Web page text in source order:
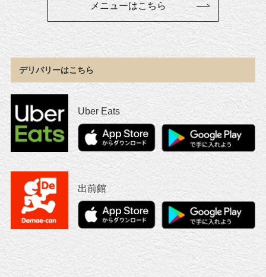
メニューはこちら
デリバリーはこちら
Uber Eats
出前館